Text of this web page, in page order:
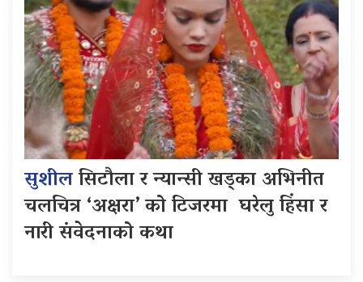
सुशीलसिटौला र न्यान्सी खड्का अभिनीत
चलचित्र ‘अक्षरा’ को टिजरमा घरेलु हिंसा र
नारी संवेदनाको कथा